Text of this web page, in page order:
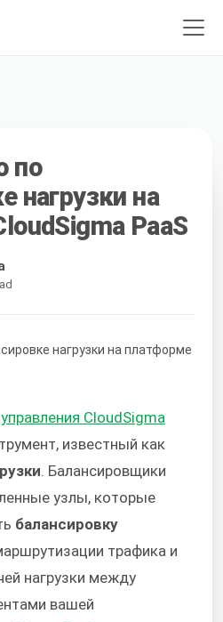
по
нагрузки на
PaaS
CloudSigma
известный как
. Балансировщики
узлы, которые
балансировку
трафика и
нагрузки между
вашей